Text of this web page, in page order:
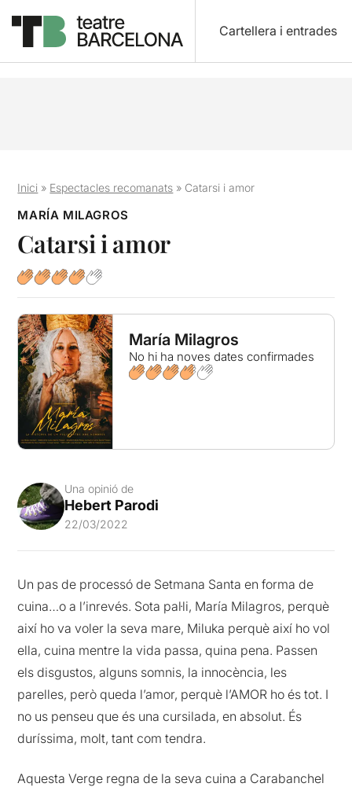
Cartellera i entrades
Inici » Espectacles recomanats » Catarsi i amor
MARÍA MILAGROS
Catarsi i amor
María Milagros
No hi ha noves dates confirmades
Una opinió de
Hebert Parodi
22/03/2022
Un pas de processó de Setmana Santa en forma de
cuina…o a l’inrevés. Sota pal·li, María Milagros, perquè
així ho va voler la seva mare, Miluka perquè així ho vol
ella, cuina mentre la vida passa, quina pena. Passen
els disgustos, alguns somnis, la innocència, les
parelles, però queda l’amor, perquè l’AMOR ho és tot. I
no us penseu que és una cursilada, en absolut. És
duríssima, molt, tant com tendra.
Aquesta Verge regna de la seva cuina a Carabanchel